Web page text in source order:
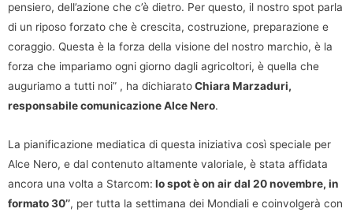
pensiero, dell’azione che c’è dietro. Per questo, il nostro spot parla
di un riposo forzato che è crescita, costruzione, preparazione e
coraggio. Questa è la forza della visione del nostro marchio, è la
forza che impariamo ogni giorno dagli agricoltori, è quella che
auguriamo a tutti noi” , ha dichiaratoChiara Marzaduri,
responsabile comunicazione Alce Nero.
La pianificazione mediatica di questa iniziativa così speciale per
Alce Nero, e dal contenuto altamente valoriale, è stata affidata
ancora una volta a Starcom: lo spot è on air dal 20 novembre, in
formato 30’’, per tutta la settimana dei Mondiali e coinvolgerà con